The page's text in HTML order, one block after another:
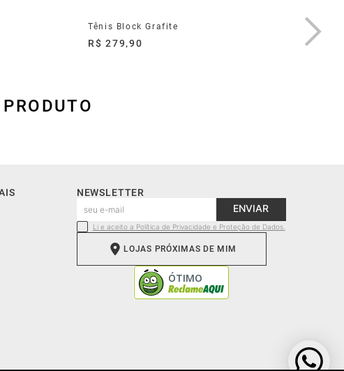
Tênis Block Grafite
R$ 279,90
Tênis
R$
NEWSLETTER
ENVIAR
Li e aceito a Política de Privacidade e Proteção de Dados.
LOJAS PRÓXIMAS DE MIM